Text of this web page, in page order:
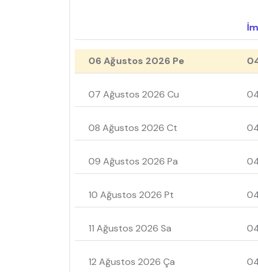
06 Ağustos 2026 Pe
07 Ağustos 2026 Cu
08 Ağustos 2026 Ct
09 Ağustos 2026 Pa
10 Ağustos 2026 Pt
11 Ağustos 2026 Sa
12 Ağustos 2026 Ça